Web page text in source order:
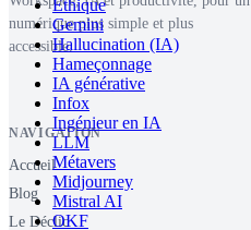
Éthique
Gemini
Hallucination (IA)
Hameçonnage
IA générative
Infox
Ingénieur en IA
LLM
Métavers
Midjourney
Mistral AI
OKF
numérique plus simple et plus
accessible.
NAVIGATION
Accueil
Blog
Le Déclic